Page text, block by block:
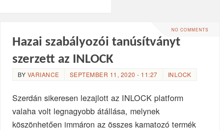
NO COMMENTS
Hazai szabályozói tanúsítványt
szerzett az INLOCK
BY VARIANCE SEPTEMBER 11, 2020 - 11:27 INLOCK
Szerdán sikeresen lezajlott az INLOCK platform
valaha volt legnagyobb átállása, melynek
köszönhetően immáron az összes kamatozó termék